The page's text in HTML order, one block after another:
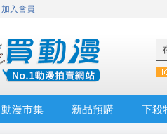
加入會員
動漫市集 新品預購 下殺